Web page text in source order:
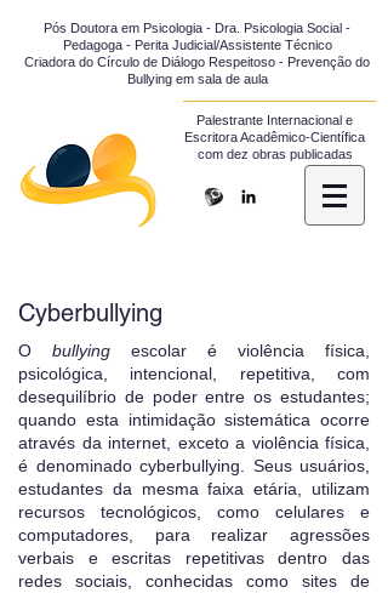
Pós Doutora em Psicologia - Dra. Psicologia Social -
Pedagoga - Perita Judicial/Assistente Técnico
Criadora do Círculo de Diálogo Respeitoso - Prevenção do
Bullying em sala de aula
Palestrante Internacional e
Escritora Acadêmico-Científica
com dez obras publicadas
Cyberbullying
O bullying escolar é violência física,
psicológica, intencional, repetitiva, com
desequilíbrio de poder entre os estudantes;
quando esta intimidação sistemática ocorre
através da internet, exceto a violência física,
é denominado cyberbullying. Seus usuários,
estudantes da mesma faixa etária, utilizam
recursos tecnológicos, como celulares e
computadores, para realizar agressões
verbais e escritas repetitivas dentro das
redes sociais, conhecidas como sites de